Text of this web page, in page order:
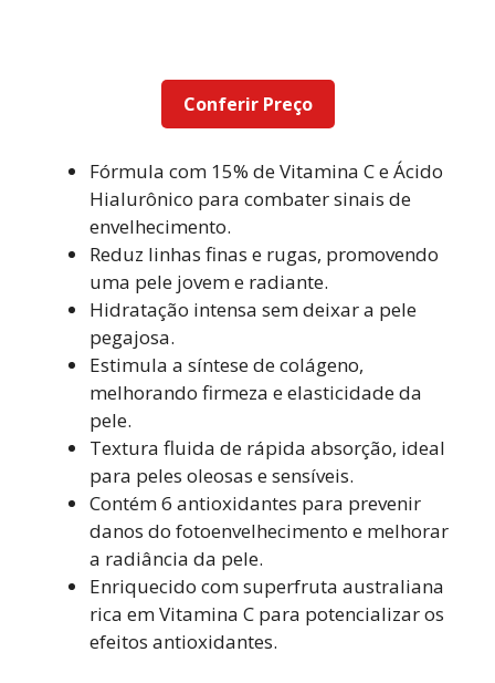
Conferir Preço
Fórmula com 15% de Vitamina C e Ácido
Hialurônico para combater sinais de
envelhecimento.
Reduz linhas finas e rugas, promovendo
uma pele jovem e radiante.
Hidratação intensa sem deixar a pele
pegajosa.
Estimula a síntese de colágeno,
melhorando firmeza e elasticidade da
pele.
Textura fluida de rápida absorção, ideal
para peles oleosas e sensíveis.
Contém 6 antioxidantes para prevenir
danos do fotoenvelhecimento e melhorar
a radiância da pele.
Enriquecido com superfruta australiana
rica em Vitamina C para potencializar os
efeitos antioxidantes.